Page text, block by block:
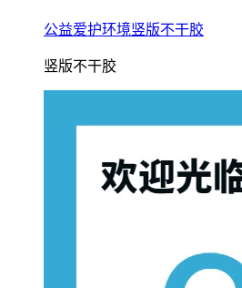
公益爱护环境竖版不干胶
竖版不干胶